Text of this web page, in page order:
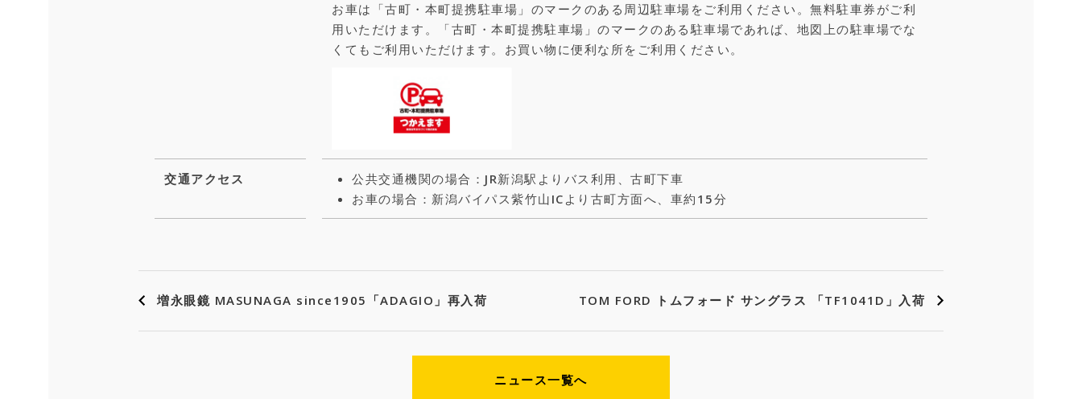
お車は「古町・本町提携駐車場」のマークのある周辺駐車場をご利用ください。無料駐車券がご利
用いただけます。「古町・本町提携駐車場」のマークのある駐車場であれば、地図上の駐車場でな
くてもご利用いただけます。お買い物に便利な所をご利用ください。
交通アクセス
公共交通機関の場合：JR新潟駅よりバス利用、古町下車
お車の場合：新潟バイパス紫竹山ICより古町方面へ、車約15分
増永眼鏡 MASUNAGA since1905「ADAGIO」再入荷 TOM FORD トムフォード サングラス 「TF1041D」入荷
ニュース一覧へ